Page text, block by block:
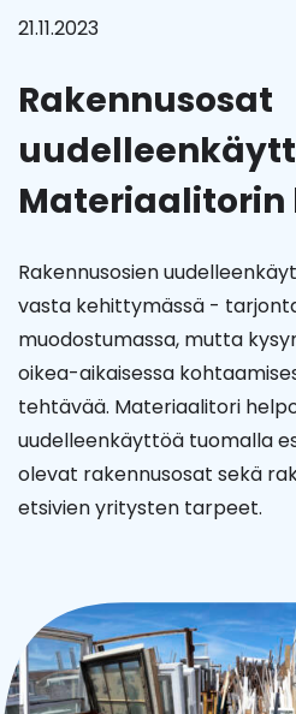
21.11.2023
Rakennusosat
Rakennusosien
vasta kehittymässä -
muodostumassa, mutta
oikea-aikaisessa
tehtävää. Materiaalitori
uudelleenkäyttöä tuomalla
olevat rakennusosat sekä
etsivien yritysten tarpeet.